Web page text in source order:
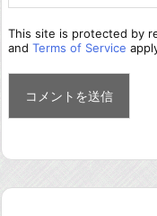
This site is protected by
and Terms of Service